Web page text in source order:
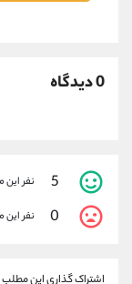
0 دیدگاه
5 نفر
0 نفر